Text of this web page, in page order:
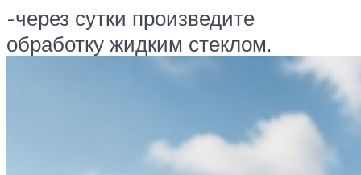
-через сутки произведите
обработку жидким стеклом.